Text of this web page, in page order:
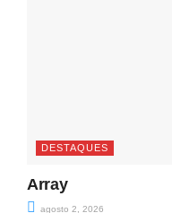
DESTAQUES
Array
agosto 2, 2026